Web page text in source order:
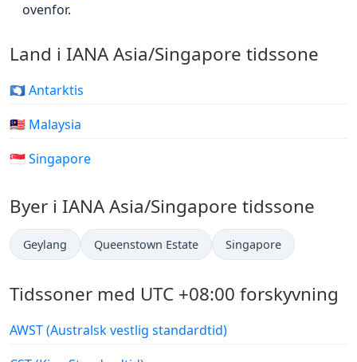
ovenfor.
Land i IANA Asia/Singapore tidssone
🇦🇶 Antarktis
🇲🇾 Malaysia
🇸🇬 Singapore
Byer i IANA Asia/Singapore tidssone
Geylang Queenstown Estate Singapore
Tidssoner med UTC +08:00 forskyvning
AWST (Australsk vestlig standardtid)